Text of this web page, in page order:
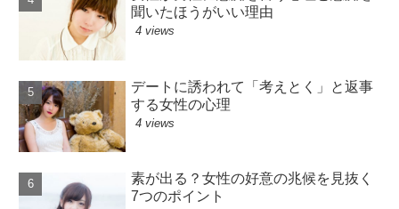
聞いたほうがいい理由
4 views
デートに誘われて「考えとく」と返事
する女性の心理
4 views
素が出る？女性の好意の兆候を見抜く
7つのポイント